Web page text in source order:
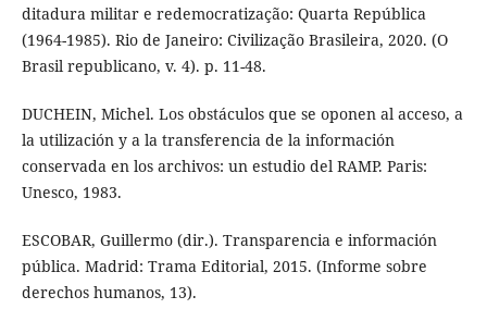
ditadura militar e redemocratização: Quarta República
(1964-1985). Rio de Janeiro: Civilização Brasileira, 2020. (O
Brasil republicano, v. 4). p. 11-48.
DUCHEIN, Michel. Los obstáculos que se oponen al acceso, a
la utilización y a la transferencia de la información
conservada en los archivos: un estudio del RAMP. Paris:
Unesco, 1983.
ESCOBAR, Guillermo (dir.). Transparencia e información
pública. Madrid: Trama Editorial, 2015. (Informe sobre
derechos humanos, 13).